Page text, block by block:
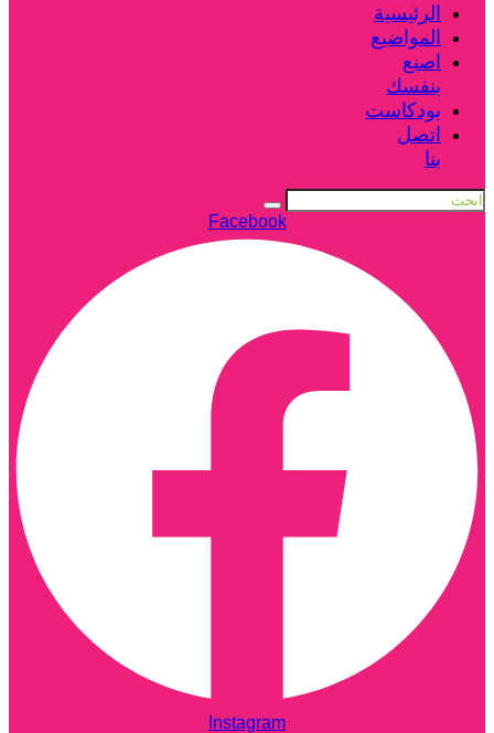
الرئيسية
المواضيع
اصنع
بنفسك
بودكاست
اتصل
بنا
Facebook
Instagram